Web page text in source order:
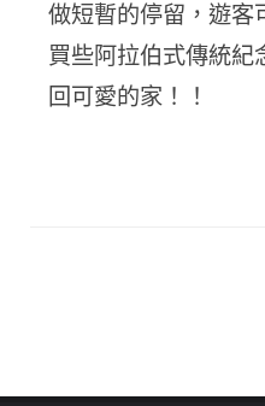
做短暫的停留，遊
買些阿拉伯式傳統紀
回可愛的家！！